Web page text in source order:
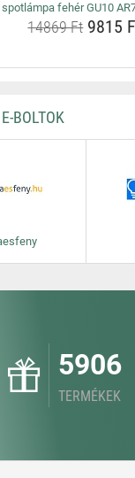
fehér GU10
14869 Ft9815
BOLTOK
5906
TERMÉKEK